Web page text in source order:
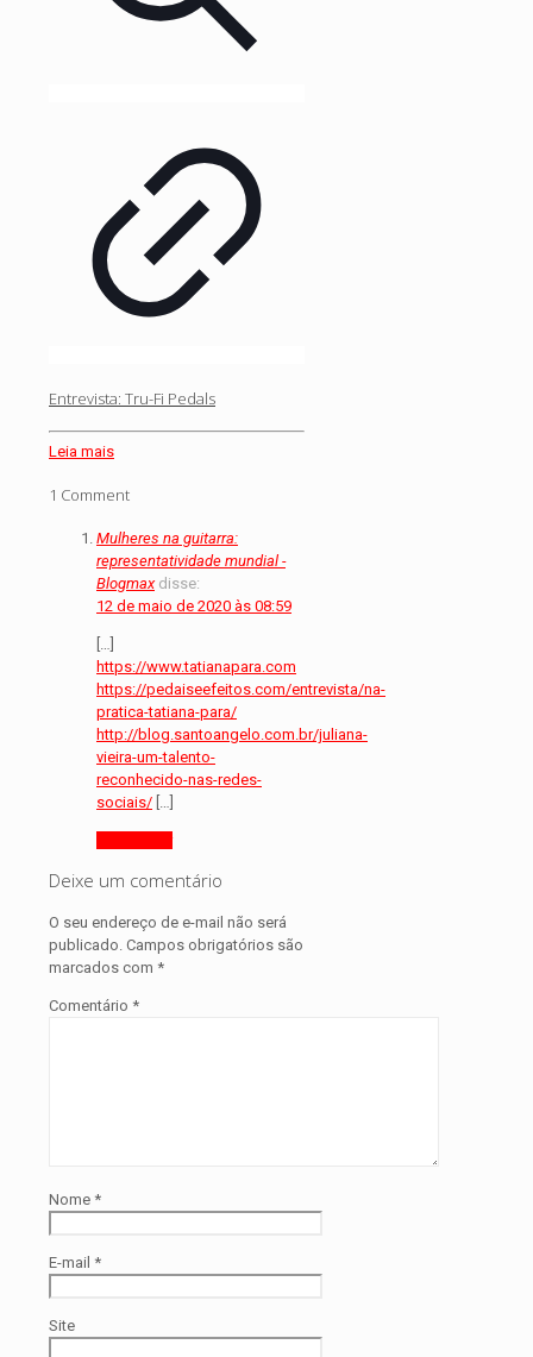
Entrevista: Tru-Fi Pedals
Leia mais
1 Comment
Mulheres na guitarra:
representatividade mundial -
Blogmax disse:
12 de maio de 2020 às 08:59
https://www.tatianapara.com
https://pedaiseefeitos.com/entrevista/na-
pratica-tatiana-para/
http://blog.santoangelo.com.br/juliana-
vieira-um-talento-
reconhecido-nas-redes-
sociais/
Deixe um comentário
O seu endereço de e-mail não será
publicado. Campos obrigatórios são
marcados com *
Comentário *
Nome *
E-mail *
Site